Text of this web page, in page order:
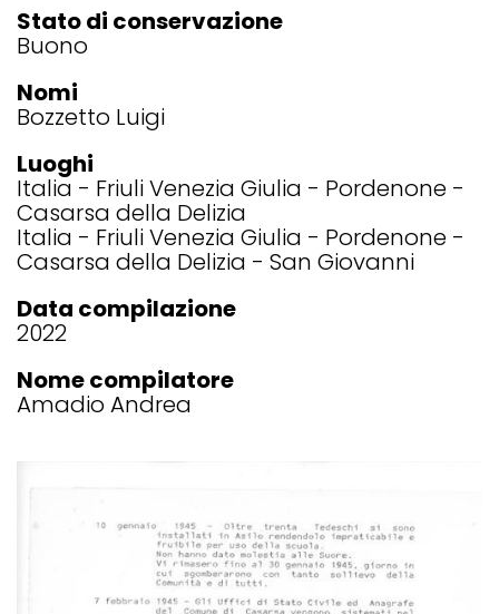
Stato di conservazione
Buono
Nomi
Bozzetto Luigi
Luoghi
Italia Friuli Venezia Giulia Pordenone
Casarsa della Delizia
Italia Friuli Venezia Giulia Pordenone
Casarsa della Delizia
San Giovanni
Data compilazione
2022
Nome compilatore
Amadio Andrea